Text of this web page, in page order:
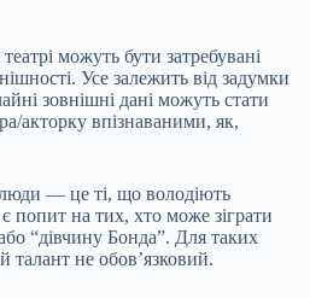
можуть бути затребувані
Усе залежить від задумки
зовнішні дані можуть стати
акторку впізнаваними, як,
— це ті, що володіють
на тих, хто може зіграти
“дівчину Бонда”. Для таких
талант не обов’язковий.